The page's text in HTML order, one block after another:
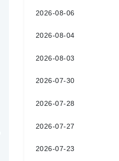
2026-08-06
2026-08-04
2026-08-03
2026-07-30
2026-07-28
2026-07-27
2026-07-23